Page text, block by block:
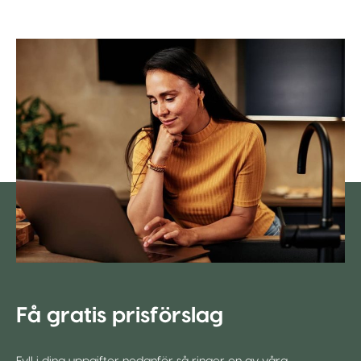
Få gratis prisförslag